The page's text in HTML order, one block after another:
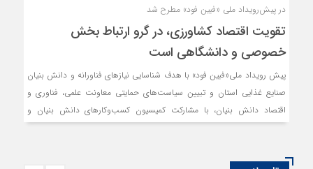
در پیش‌رویداد ملی «فبین فود» مطرح شد
تقویت اقتصاد کشاورزی، در گرو ارتباط بخش
خصوصی و دانشگاهی است
پیش ‌رویداد ملی«فبین فود» با هدف شناسایی نیازهای فناورانه و دانش بنیان
صنایع غذایی استان و تبیین سیاست‌های حمایتی معاونت علمی، فناوری و
اقتصاد دانش بنیان، با مشارکت کمیسیون کسب‌وکارهای دانش بنیان و